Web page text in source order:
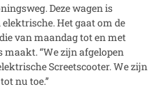
Deze wagen is
Het gaat om de
van maandag tot en met
“We zijn afgelopen
Screetscooter. We zijn
nu toe.”